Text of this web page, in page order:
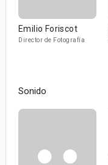
Emilio Foriscot
Director de Fotografía
Sonido